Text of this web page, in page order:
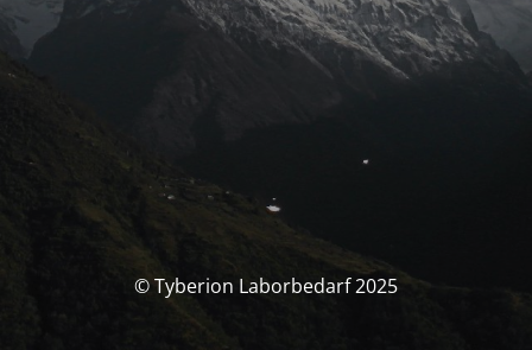
© Tyberion Laborbedarf 2025